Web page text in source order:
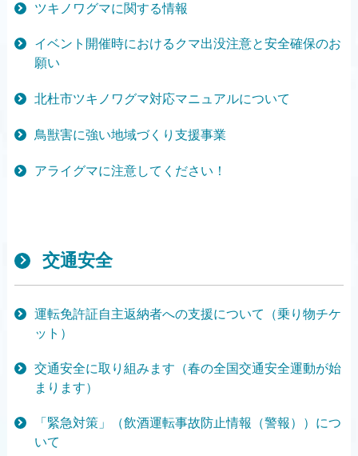
ツキノワグマに関する情報
イベント開催時におけるクマ出没注意と安全確保のお
願い
北杜市ツキノワグマ対応マニュアルについて
鳥獣害に強い地域づくり支援事業
アライグマに注意してください！
交通安全
運転免許証自主返納者への支援について（乗り物チケ
ット）
交通安全に取り組みます（春の全国交通安全運動が始
まります）
「緊急対策」（飲酒運転事故防止情報（警報））につ
いて